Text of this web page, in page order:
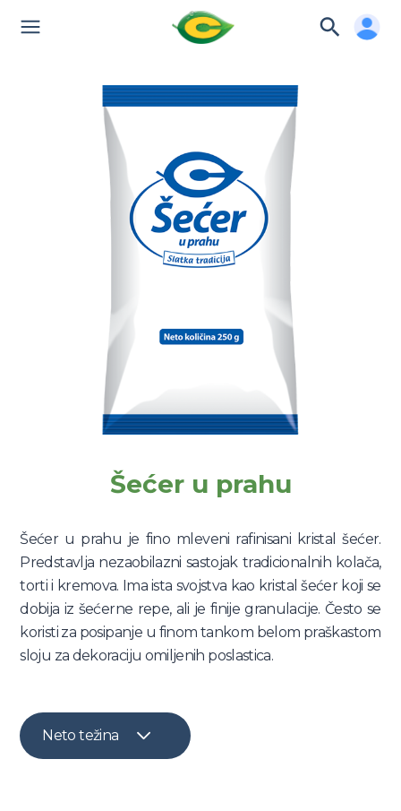
Šećer u prahu
Šećer u prahu je fino mleveni rafinisani kristal šećer.
Predstavlja nezaobilazni sastojak tradicionalnih kolača,
torti i kremova. Ima ista svojstva kao kristal šećer koji se
dobija iz šećerne repe, ali je finije granulacije. Često se
koristi za posipanje u finom tankom belom praškastom
sloju za dekoraciju omiljenih poslastica.
Neto težina